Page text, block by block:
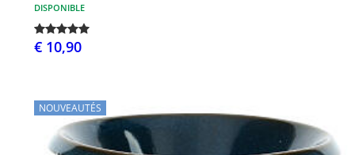
DISPONIBLE
€ 10,90
NOUVEAUTÉS